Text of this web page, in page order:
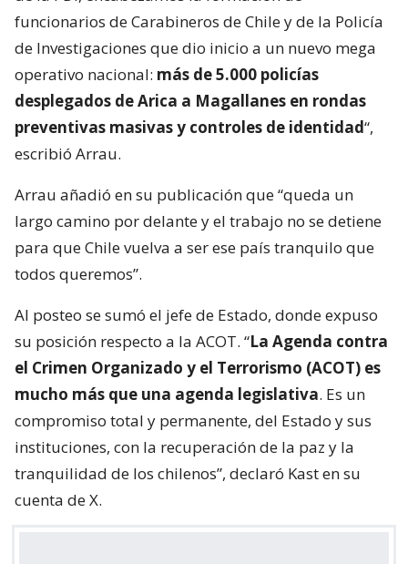
funcionarios de Carabineros de Chile y de la Policía
de Investigaciones que dio inicio a un nuevo mega
operativo nacional: más de 5.000 policías
desplegados de Arica a Magallanes en rondas
preventivas masivas y controles de identidad“,
escribió Arrau.
Arrau añadió en su publicación que “queda un
largo camino por delante y el trabajo no se detiene
para que Chile vuelva a ser ese país tranquilo que
todos queremos”.
Al posteo se sumó el jefe de Estado, donde expuso
su posición respecto a la ACOT. “La Agenda contra
el Crimen Organizado y el Terrorismo (ACOT) es
mucho más que una agenda legislativa. Es un
compromiso total y permanente, del Estado y sus
instituciones, con la recuperación de la paz y la
tranquilidad de los chilenos”, declaró Kast en su
cuenta de X.